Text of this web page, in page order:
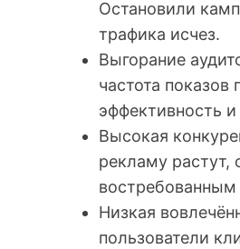
Остановили
трафика исчез.
Выгорание
частота показов
эффективность
Высокая
рекламу растут,
востребованным
Низкая
пользователи